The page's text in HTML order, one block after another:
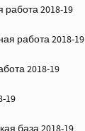
работа 2018-19
работа 2018-19
2018-19
19